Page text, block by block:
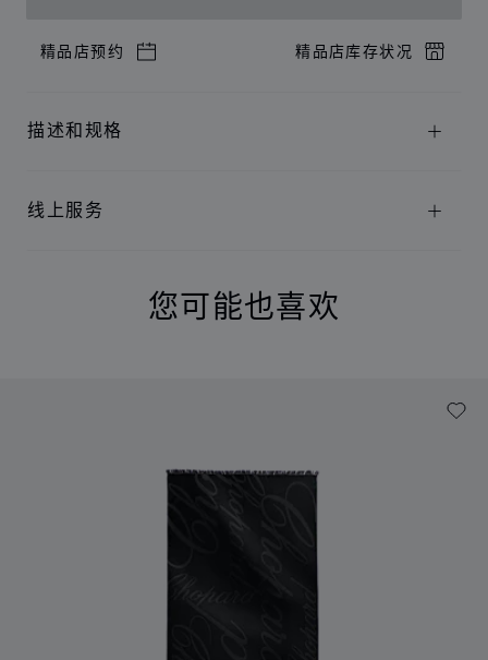
精品店预约 精品店库存状况
描述和规格
线上服务
您可能也喜欢